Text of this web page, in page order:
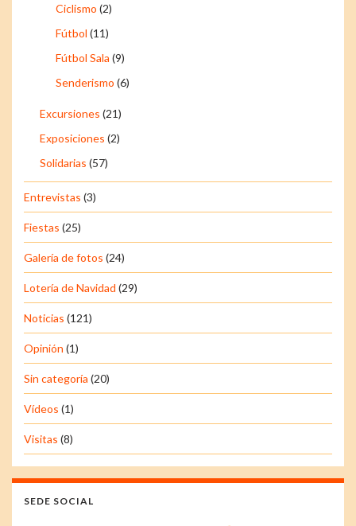
Ciclismo (2)
Fútbol (11)
Fútbol Sala (9)
Senderismo (6)
Excursiones (21)
Exposiciones (2)
Solidarias (57)
Entrevistas (3)
Fiestas (25)
Galería de fotos (24)
Lotería de Navidad (29)
Noticias (121)
Opinión (1)
Sin categoría (20)
Vídeos (1)
Visitas (8)
SEDE SOCIAL